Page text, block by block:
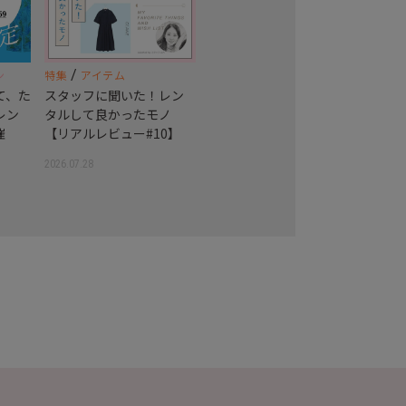
、た
ン
特集 / アイテム
スタッフに聞いた！レン
タルして良かったモノ
【リアルレビュー#10】
2026.07.28